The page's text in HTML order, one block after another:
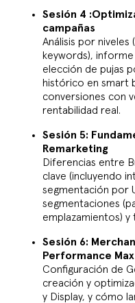
Sesión 4
campañas
Análisis por niveles
keywords),
elección de pujas
histórico en smart
conversiones con
rentabilidad real.
Sesión 5:
Remarketing
Diferencias entre
clave (incluyendo
segmentación por
segmentaciones
emplazamientos) y
Sesión 6:
Performance Max
Configuración de
creación y
y Display, y cómo